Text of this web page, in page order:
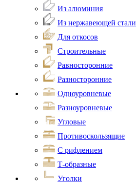
Из алюминия
Из нержавеющей стали
Для откосов
Строительные
Равносторонние
Разносторонние
Одноуровневые
Разноуровневые
Угловые
Противоскользящие
С рифлением
Т-образные
Уголки